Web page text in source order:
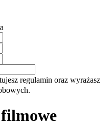
regulamin oraz wyrażasz